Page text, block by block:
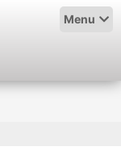
Menu